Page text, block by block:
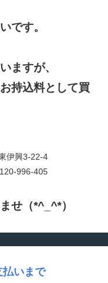
です。
ますが、
持込料として買
伊興3-22-4
996-405
せ（*^_^*）
払いまで